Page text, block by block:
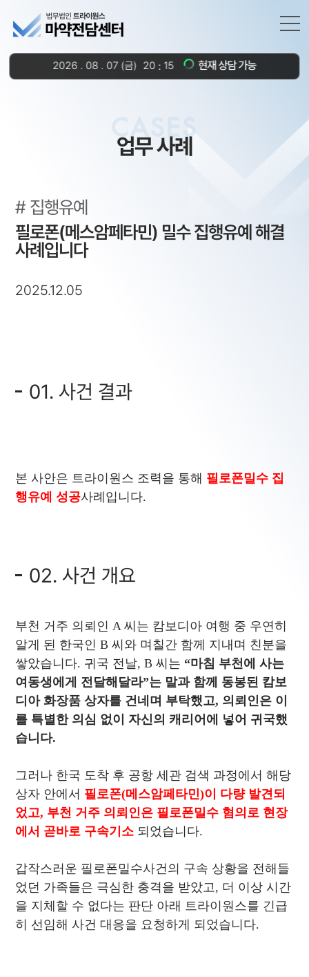
2026 . 08 . 07 (금) 20 : 15 현재 상담 가능
CASES
업무 사례
집행유예
필로폰(메스암페타민) 밀수 집행유예 해결
사례입니다
2025.12.05
01. 사건 결과
본 사안은 트라이원스 조력을 통해 필로폰밀수 집
행유예 성공사례입니다.
02. 사건 개요
부천 거주 의뢰인 A 씨는 캄보디아 여행 중 우연히
알게 된 한국인 B 씨와 며칠간 함께 지내며 친분을
쌓았습니다. 귀국 전날, B 씨는 “마침 부천에 사는
여동생에게 전달해달라”는 말과 함께 동봉된 캄보
디아 화장품 상자를 건네며 부탁했고, 의뢰인은 이
를 특별한 의심 없이 자신의 캐리어에 넣어 귀국했
습니다.
그러나 한국 도착 후 공항 세관 검색 과정에서 해당
상자 안에서 필로폰(메스암페타민)이 다량 발견되
었고, 부천 거주 의뢰인은 필로폰밀수 혐의로 현장
에서 곧바로 구속기소 되었습니다.
갑작스러운 필로폰밀수사건의 구속 상황을 전해들
었던 가족들은 극심한 충격을 받았고, 더 이상 시간
을 지체할 수 없다는 판단 아래 트라이원스를 긴급
히 선임해 사건 대응을 요청하게 되었습니다.